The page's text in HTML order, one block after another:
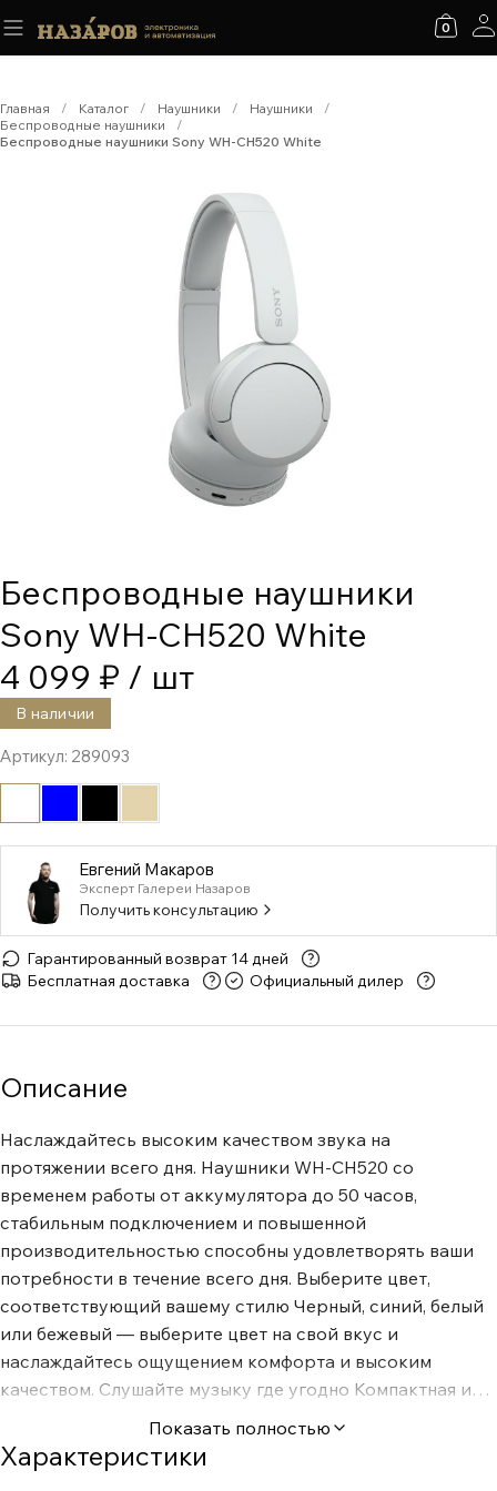
0
Главная / Каталог / Наушники / Наушники
/
Беспроводные наушники
/
Беспроводные наушники Sony WH-CH520 White
Беспроводные наушники
Sony WH-CH520 White
4 099 ₽ / шт
В наличии
Артикул: 289093
Евгений Макаров
Эксперт Галереи Назаров
Получить консультацию
Гарантированный возврат 14 дней
Бесплатная доставка
Официальный дилер
Описание
Наслаждайтесь высоким качеством звука на
протяжении всего дня. Наушники WH-CH520 со
временем работы от аккумулятора до 50 часов,
стабильным подключением и повышенной
производительностью способны удовлетворять ваши
потребности в течение всего дня. Выберите цвет,
соответствующий вашему стилю Черный, синий, белый
или бежевый — выберите цвет на свой вкус и
наслаждайтесь ощущением комфорта и высоким
качеством. Слушайте музыку где угодно Компактная и
легкая конструкция в сочетании с поворотными чашами
превращает эти наушники в идеального помощника во
время путешествий. Неповторимые впечатления от
Показать полностью
Характеристики